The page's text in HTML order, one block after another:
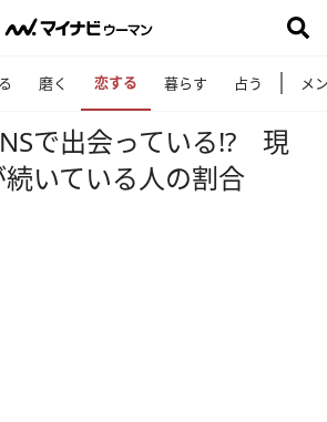
磨く 恋する 暮らす 占う メ
で出会っている!? 現
いている人の割合